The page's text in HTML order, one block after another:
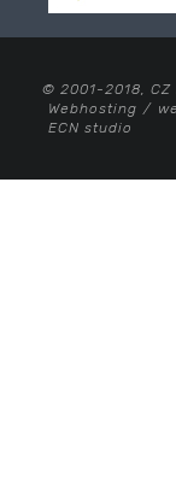
© 2001-2018,
Webhosting /
ECN studio